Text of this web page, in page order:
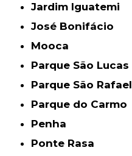
Jardim Iguatemi
José Bonifácio
Mooca
Parque São Lucas
Parque São Rafael
Parque do Carmo
Penha
Ponte Rasa